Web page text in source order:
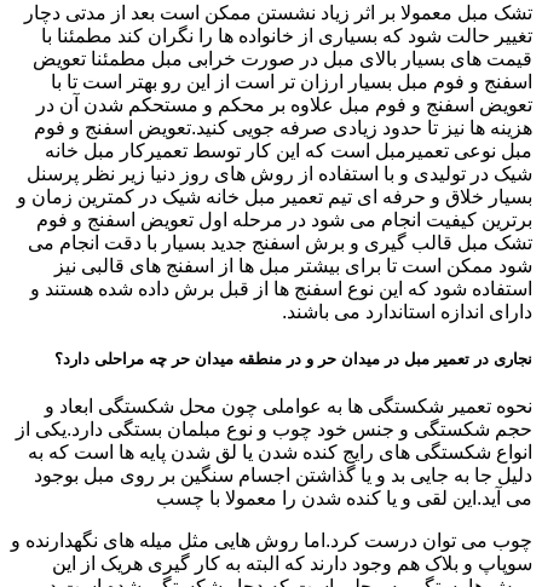
تشک مبل معمولا بر اثر زیاد نشستن ممکن است بعد از مدتی دچار
تغییر حالت شود که بسیاری از خانواده ها را نگران کند مطمئنا با
قیمت های بسیار بالای مبل در صورت خرابی مبل مطمئنا تعویض
اسفنج و فوم مبل بسیار ارزان تر است از این رو بهتر است تا با
تعویض اسفنج و فوم مبل علاوه بر محکم و مستحکم شدن آن در
هزینه ها نیز تا حدود زیادی صرفه جویی کنید.تعویض اسفنج و فوم
مبل نوعی تعمیرمبل است که این کار توسط تعمیرکار مبل خانه
شیک در تولیدی و با استفاده از روش های روز دنیا زیر نظر پرسنل
بسیار خلاق و حرفه ای تیم تعمیر مبل خانه شیک در کمترین زمان و
برترین کیفیت انجام می شود در مرحله اول تعویض اسفنج و فوم
تشک مبل قالب گیری و برش اسفنج جدید بسیار با دقت انجام می
شود ممکن است تا برای بیشتر مبل ها از اسفنج های قالبی نیز
استفاده شود که این نوع اسفنج ها از قبل برش داده شده هستند و
دارای اندازه استاندارد می باشند.
نجاری در تعمیر مبل در میدان حر و در منطقه میدان حر چه مراحلی دارد؟
نحوه تعمیر شکستگی ها به عواملی چون محل شکستگی ابعاد و
حجم شکستگی و جنس خود چوب و نوع مبلمان بستگی دارد.یکی از
انواع شکستگی های رایج کنده شدن یا لق شدن پایه ها است که به
دلیل جا به جایی بد و یا گذاشتن اجسام سنگین بر روی مبل بوجود
می آید.این لقی و یا کنده شدن را معمولا با چسب
چوب می توان درست کرد.اما روش هایی مثل میله های نگهدارنده و
سوپاپ و بلاک هم وجود دارند که البته به کار گیری هریک از این